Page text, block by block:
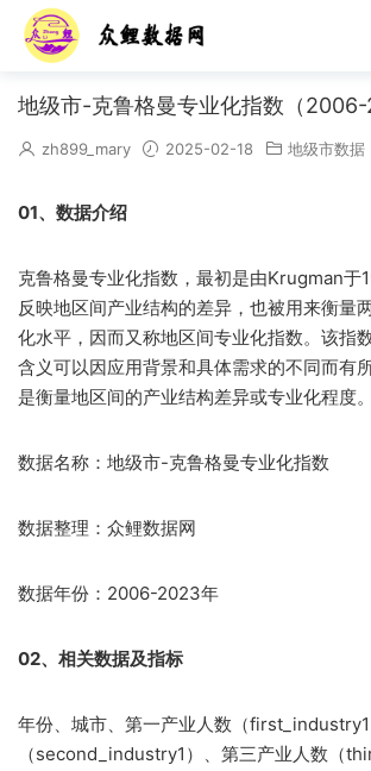
地级市-克鲁格曼专业化指数（2006-
zh899_mary 2025-02-18 地级市数据
01、数据介绍
克鲁格曼专业化指数，最初是由Krugman于
反映地区间产业结构的差异，也被用来衡量
化水平，因而又称地区间专业化指数。该指
含义可以因应用背景和具体需求的不同而有
是衡量地区间的产业结构差异或专业化程度。
数据名称：地级市-克鲁格曼专业化指数
数据整理：众鲤数据网
数据年份：2006-2023年
02、相关数据及指标
年份、城市、第一产业人数（
（second_industry1）、第三产业人数（